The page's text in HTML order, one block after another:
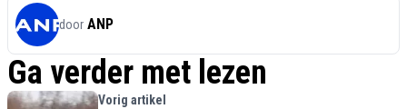
door ANP
Ga verder met lezen
Vorig artikel